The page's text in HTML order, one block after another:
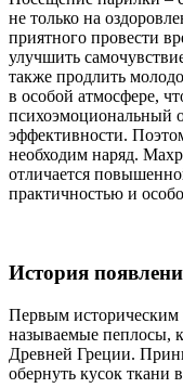
не только на
приятного провести
улучшить
также продлить
в особой атмосфере,
психоэмоциональный
эффективности.
необходим наряд.
отличается
практичностью и
История
Первым историческим
называемые пеплосы,
Древней Греции.
обернуть кусок ткани